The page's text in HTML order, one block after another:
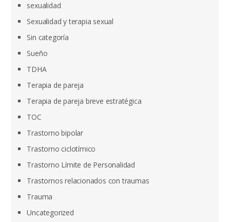
sexualidad
Sexualidad y terapia sexual
Sin categoría
Sueño
TDHA
Terapia de pareja
Terapia de pareja breve estratégica
TOC
Trastorno bipolar
Trastorno ciclotímico
Trastorno Límite de Personalidad
Trastornos relacionados con traumas
Trauma
Uncategorized